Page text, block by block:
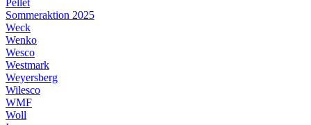
Pellet
Sommeraktion 2025
Weck
Wenko
Wesco
Westmark
Weyersberg
Wilesco
WMF
Woll